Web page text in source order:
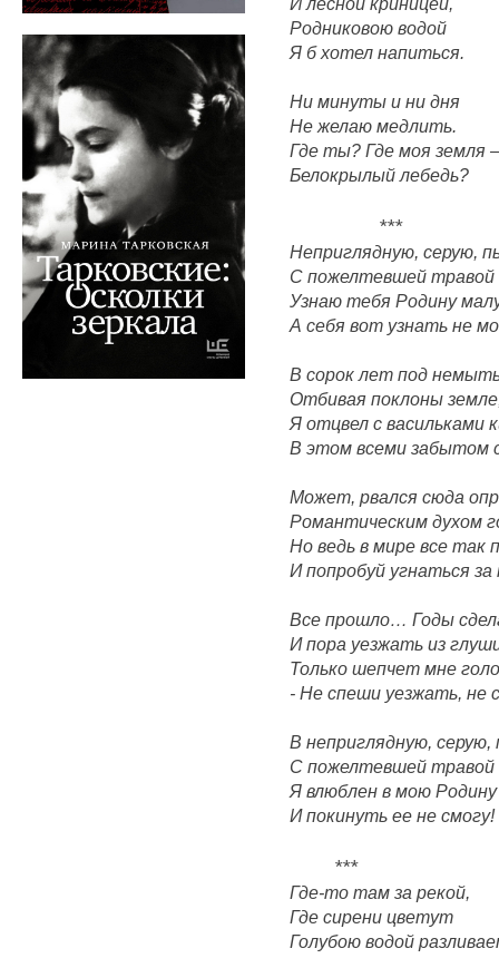
Родниковою водой
Я б хотел напиться.
Ни минуты и ни дня
Не желаю медлить.
Где ты? Где моя земля –
Белокрылый лебедь?
***
Неприглядную, серую,
С пожелтевшей травой
Узнаю тебя Родину
А себя вот узнать не
В сорок лет под
Отбивая поклоны
Я отцвел с васильками
В этом всеми забытом
Может, рвался сюда
Романтическим духом
Но ведь в мире все так
И попробуй угнаться за
Все прошло… Годы
И пора уезжать из
Только шепчет мне
- Не спеши уезжать, не
В неприглядную, серую,
С пожелтевшей травой
Я влюблен в мою
И покинуть ее не смогу!
***
Где-то там за рекой,
Где сирени цветут
Голубою водой